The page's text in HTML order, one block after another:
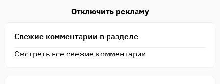
Отключить рекламу
Свежие комментарии в разделе
Смотреть все свежие комментарии